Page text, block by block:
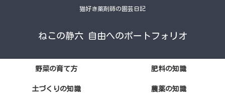
猫好き薬剤師の園芸日記
ねこの静六 自由へのポートフォリオ
野菜の育て方 肥料の知識
土づくりの知識 農薬の知識